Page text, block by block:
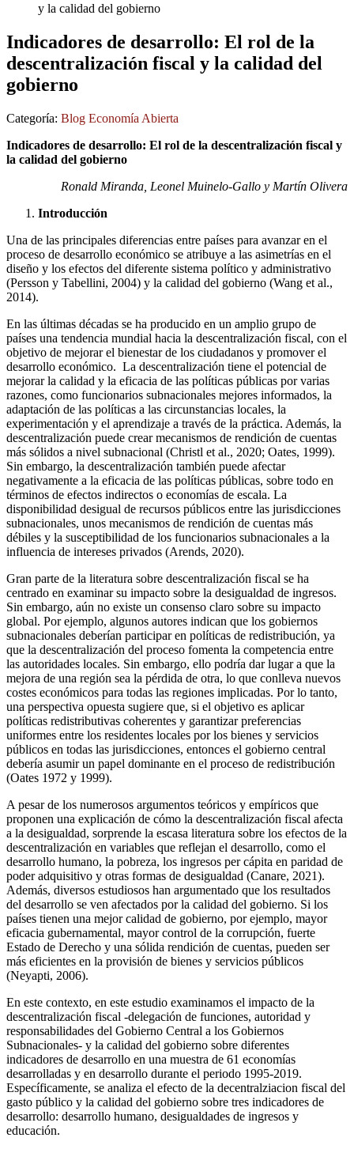
y la calidad del gobierno
Indicadores de desarrollo: El rol de la
descentralización fiscal y la calidad del
gobierno
Categoría: Blog Economía Abierta
Indicadores de desarrollo: El rol de la descentralización fiscal y
la calidad del gobierno
Ronald Miranda, Leonel Muinelo-Gallo y Martín Olivera
Introducción
Una de las principales diferencias entre países para avanzar en el
proceso de desarrollo económico se atribuye a las asimetrías en el
diseño y los efectos del diferente sistema político y administrativo
(Persson y Tabellini, 2004) y la calidad del gobierno (Wang et al.,
2014).
En las últimas décadas se ha producido en un amplio grupo de
países una tendencia mundial hacia la descentralización fiscal, con el
objetivo de mejorar el bienestar de los ciudadanos y promover el
desarrollo económico. La descentralización tiene el potencial de
mejorar la calidad y la eficacia de las políticas públicas por varias
razones, como funcionarios subnacionales mejores informados, la
adaptación de las políticas a las circunstancias locales, la
experimentación y el aprendizaje a través de la práctica. Además, la
descentralización puede crear mecanismos de rendición de cuentas
más sólidos a nivel subnacional (Christl et al., 2020; Oates, 1999).
Sin embargo, la descentralización también puede afectar
negativamente a la eficacia de las políticas públicas, sobre todo en
términos de efectos indirectos o economías de escala. La
disponibilidad desigual de recursos públicos entre las jurisdicciones
subnacionales, unos mecanismos de rendición de cuentas más
débiles y la susceptibilidad de los funcionarios subnacionales a la
influencia de intereses privados (Arends, 2020).
Gran parte de la literatura sobre descentralización fiscal se ha
centrado en examinar su impacto sobre la desigualdad de ingresos.
Sin embargo, aún no existe un consenso claro sobre su impacto
global. Por ejemplo, algunos autores indican que los gobiernos
subnacionales deberían participar en políticas de redistribución, ya
que la descentralización del proceso fomenta la competencia entre
las autoridades locales. Sin embargo, ello podría dar lugar a que la
mejora de una región sea la pérdida de otra, lo que conlleva nuevos
costes económicos para todas las regiones implicadas. Por lo tanto,
una perspectiva opuesta sugiere que, si el objetivo es aplicar
políticas redistributivas coherentes y garantizar preferencias
uniformes entre los residentes locales por los bienes y servicios
públicos en todas las jurisdicciones, entonces el gobierno central
debería asumir un papel dominante en el proceso de redistribución
(Oates 1972 y 1999).
A pesar de los numerosos argumentos teóricos y empíricos que
proponen una explicación de cómo la descentralización fiscal afecta
a la desigualdad, sorprende la escasa literatura sobre los efectos de la
descentralización en variables que reflejan el desarrollo, como el
desarrollo humano, la pobreza, los ingresos per cápita en paridad de
poder adquisitivo y otras formas de desigualdad (Canare, 2021).
Además, diversos estudiosos han argumentado que los resultados
del desarrollo se ven afectados por la calidad del gobierno. Si los
países tienen una mejor calidad de gobierno, por ejemplo, mayor
eficacia gubernamental, mayor control de la corrupción, fuerte
Estado de Derecho y una sólida rendición de cuentas, pueden ser
más eficientes en la provisión de bienes y servicios públicos
(Neyapti, 2006).
En este contexto, en este estudio examinamos el impacto de la
descentralización fiscal -delegación de funciones, autoridad y
responsabilidades del Gobierno Central a los Gobiernos
Subnacionales- y la calidad del gobierno sobre diferentes
indicadores de desarrollo en una muestra de 61 economías
desarrolladas y en desarrollo durante el periodo 1995-2019.
Específicamente, se analiza el efecto de la decentralziacion fiscal del
gasto público y la calidad del gobierno sobre tres indicadores de
desarrollo: desarrollo humano, desigualdades de ingresos y
educación.